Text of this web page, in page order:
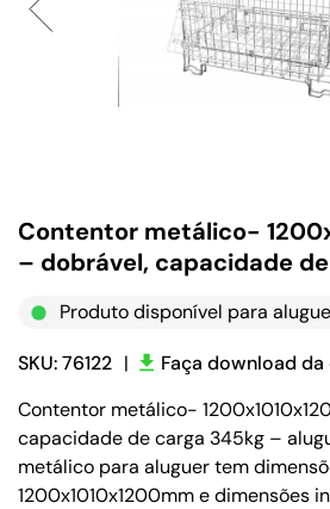
Contentor metálico-
– dobrável, capacidade
Produto disponível para
SKU: 76122 |
Faça download
Contentor metálico-
capacidade de carga 345kg –
metálico para aluguer tem
1200x1010x1200mm e dimensões